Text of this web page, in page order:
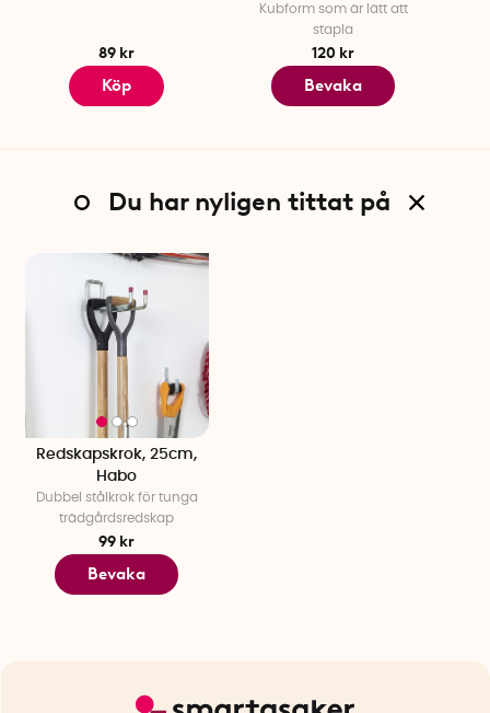
89 kr
Köp
Kubform som är lätt att
stapla
120 kr
Bevaka
Du har nyligen tittat på
Redskapskrok, 25cm,
Habo
Dubbel stålkrok för tunga
trädgårdsredskap
99 kr
Bevaka